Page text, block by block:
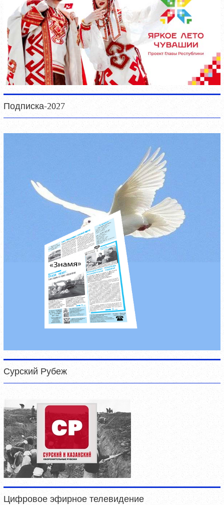
Подписка-2027
Сурский Рубеж
Цифровое эфирное телевидение